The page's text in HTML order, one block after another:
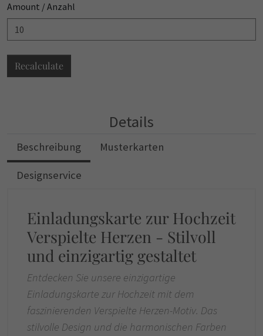
Amount / Anzahl
Recalculate
Details
Beschreibung Musterkarten
Designservice
Einladungskarte zur Hochzeit
Verspielte Herzen - Stilvoll
und einzigartig gestaltet
Entdecken Sie unsere einzigartige
Einladungskarte zur Hochzeit mit dem
faszinierenden Verspielte Herzen-Motiv. Das
stilvolle Design und die harmonischen Farben